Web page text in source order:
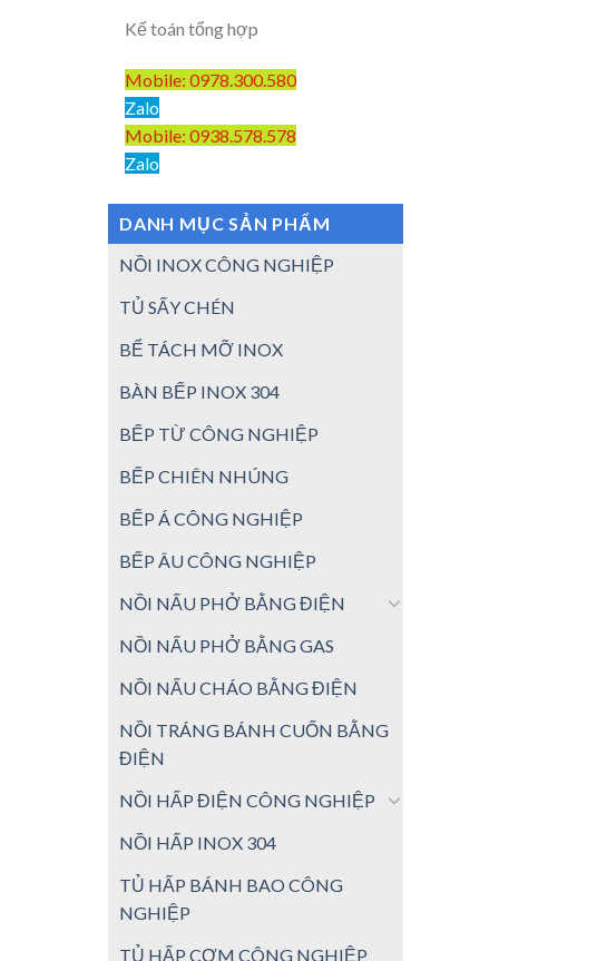
Kế toán tổng hợp
Mobile: 0978.300.580
Zalo
Mobile: 0938.578.578
Zalo
DANH MỤC SẢN PHẨM
NỒI INOX CÔNG NGHIỆP
TỦ SẤY CHÉN
BỂ TÁCH MỠ INOX
BÀN BẾP INOX 304
BẾP TỪ CÔNG NGHIỆP
BẾP CHIÊN NHÚNG
BẾP Á CÔNG NGHIỆP
BẾP ÂU CÔNG NGHIỆP
NỒI NẤU PHỞ BẰNG ĐIỆN
NỒI NẤU PHỞ BẰNG GAS
NỒI NẤU CHÁO BẰNG ĐIỆN
NỒI TRÁNG BÁNH CUỐN BẰNG
ĐIỆN
NỒI HẤP ĐIỆN CÔNG NGHIỆP
NỒI HẤP INOX 304
TỦ HẤP BÁNH BAO CÔNG
NGHIỆP
TỦ HẤP CƠM CÔNG NGHIỆP